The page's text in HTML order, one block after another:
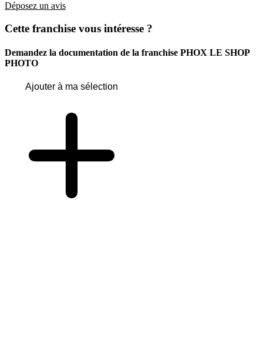
Déposez un avis
Cette franchise vous intéresse ?
Demandez la documentation de la franchise PHOX LE SHOP
PHOTO
Ajouter à ma sélection